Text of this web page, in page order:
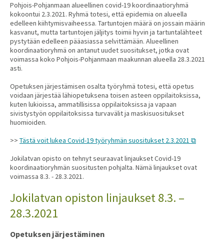
Pohjois-Pohjanmaan alueellinen covid-19 koordinaatioryhmä
kokoontui 2.3.2021. Ryhmä totesi, että epidemia on alueella
edelleen kiihtymisvaiheessa. Tartuntojen määrä on jossain määrin
kasvanut, mutta tartuntojen jäljitys toimii hyvin ja tartuntalähteet
pystytään edelleen pääasiassa selvittämään. Alueellinen
koordinaatioryhmä on antanut uudet suositukset, jotka ovat
voimassa koko Pohjois-Pohjanmaan maakunnan alueella 28.3.2021
asti.
Opetuksen järjestämisen osalta työryhmä totesi, että opetus
voidaan järjestää lähiopetuksena toisen asteen oppilaitoksissa,
kuten lukioissa, ammatillisissa oppilaitoksissa ja vapaan
sivistystyön oppilaitoksissa turvavälit ja maskisuositukset
huomioiden.
>> Tästä voit lukea Covid-19 työryhmän suositukset 2.3.2021
Jokilatvan opisto on tehnyt seuraavat linjaukset Covid-19
koordinaatioryhmän suositusten pohjalta. Nämä linjaukset ovat
voimassa 8.3. - 28.3.2021.
Jokilatvan opiston linjaukset 8.3. –
28.3.2021
Opetuksen järjestäminen